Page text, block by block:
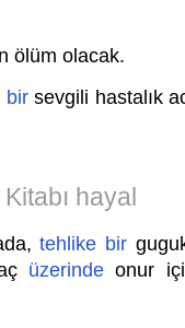
ölüm olacak.
birsevgili hastalık
Kitabı hayal
tehlike bir
üzerinde onur